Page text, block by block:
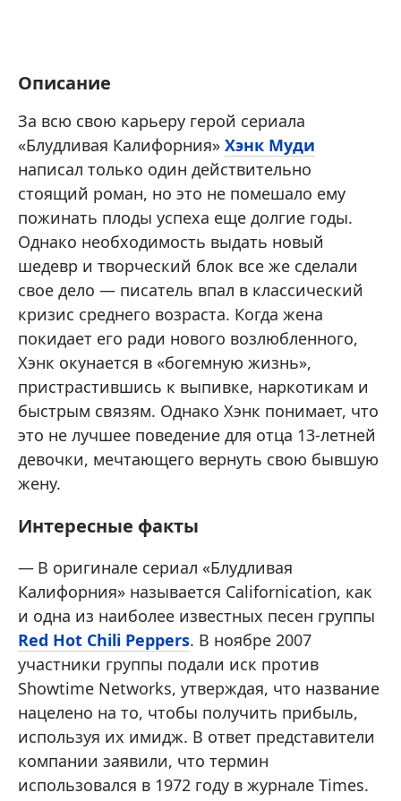
Описание
За всю свою карьеру герой сериала
«Блудливая Калифорния» Хэнк Муди
написал только один действительно
стоящий роман, но это не помешало ему
пожинать плоды успеха еще долгие годы.
Однако необходимость выдать новый
шедевр и творческий блок все же сделали
свое дело — писатель впал в классический
кризис среднего возраста. Когда жена
покидает его ради нового возлюбленного,
Хэнк окунается в «богемную жизнь»,
пристрастившись к выпивке, наркотикам и
быстрым связям. Однако Хэнк понимает, что
это не лучшее поведение для отца 13-летней
девочки, мечтающего вернуть свою бывшую
жену.
Интересные факты
В оригинале сериал «Блудливая
Калифорния» называется Californication, как
и одна из наиболее известных песен группы
Red Hot Chili Peppers. В ноябре 2007
участники группы подали иск против
Showtime Networks, утверждая, что название
нацелено на то, чтобы получить прибыль,
используя их имидж. В ответ представители
компании заявили, что термин
использовался в 1972 году в журнале Times.